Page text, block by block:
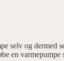
og dermed
en